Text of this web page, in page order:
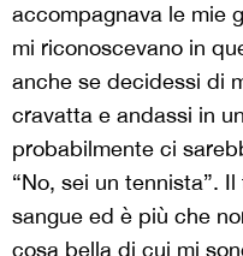
accompagnava le mie
mi riconoscevano in
anche se decidessi di
cravatta e andassi in
probabilmente ci
“No, sei un tennista”.
sangue ed è più che
cosa bella di cui mi